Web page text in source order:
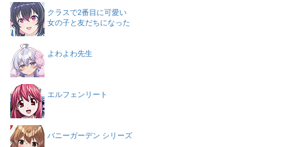
クラスで2番目に可愛い
女の子と友だちになった
よわよわ先生
エルフェンリート
バニーガーデン シリーズ